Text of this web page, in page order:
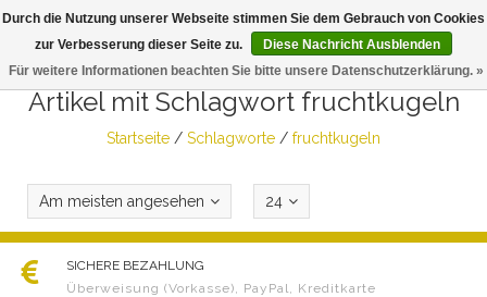
Artikel mit Schlagwort fruchtkugeln
Startseite / Schlagworte / fruchtkugeln
Am meisten angesehen 24
SICHERE BEZAHLUNG
Überweisung (Vorkasse), PayPal, Kreditkarte
Durch die Nutzung unserer Webseite stimmen Sie dem Gebrauch von Cookies
zur Verbesserung dieser Seite zu.
Diese Nachricht Ausblenden
Für weitere Informationen beachten Sie bitte unsere Datenschutzerklärung. »